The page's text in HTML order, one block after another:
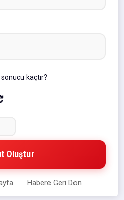
kaçtır?
Oluştur
Habere Geri Dön